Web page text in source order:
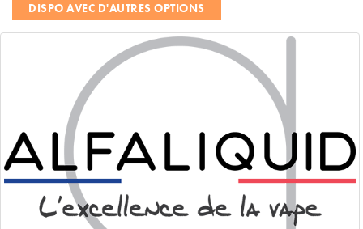
DISPO AVEC D'AUTRES OPTIONS